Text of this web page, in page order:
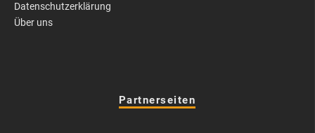
Datenschutzerklärung
Über uns
Partnerseiten